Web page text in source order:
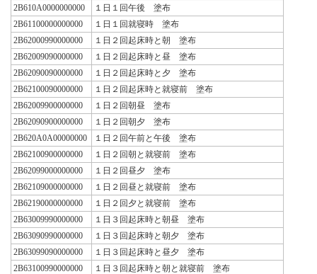
2B610A0000000000
１日１回午後 塗布
2B61100000000000
１日１回就寝時 塗布
2B62000990000000
１日２回起床時と朝 塗布
2B62009090000000
１日２回起床時と昼 塗布
2B62090090000000
１日２回起床時と夕 塗布
2B62100090000000
１日２回起床時と就寝前 塗布
2B62009900000000
１日２回朝昼 塗布
2B62090900000000
１日２回朝夕 塗布
2B620A0A00000000
１日２回午前と午後 塗布
2B62100900000000
１日２回朝と就寝前 塗布
2B62099000000000
１日２回昼夕 塗布
2B62109000000000
１日２回昼と就寝前 塗布
2B62190000000000
１日２回夕と就寝前 塗布
2B63009990000000
１日３回起床時と朝昼 塗布
2B63090990000000
１日３回起床時と朝夕 塗布
2B63099090000000
１日３回起床時と昼夕 塗布
2B63100990000000
１日３回起床時と朝と就寝前 塗布